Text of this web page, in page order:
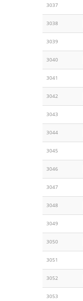
3037
3038
3039
3040
3041
3042
3043
3044
3045
3046
3047
3048
3049
3050
3051
3052
3053